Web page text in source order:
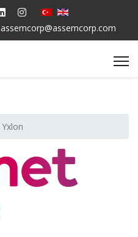
assemcorp@assemcorp.com
Yxlon